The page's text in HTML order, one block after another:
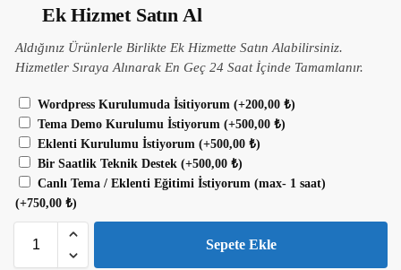
Ek Hizmet Satın Al
Aldığınız Ürünlerle Birlikte Ek Hizmette Satın Alabilirsiniz.
Hizmetler Sıraya Alınarak En Geç 24 Saat İçinde Tamamlanır.
Wordpress Kurulumuda İsitiyorum (+200,00 ₺)
Tema Demo Kurulumu İstiyorum (+500,00 ₺)
Eklenti Kurulumu İstiyorum (+500,00 ₺)
Bir Saatlik Teknik Destek (+500,00 ₺)
Canlı Tema / Eklenti Eğitimi İstiyorum (max- 1 saat)
(+750,00 ₺)
Sepete Ekle